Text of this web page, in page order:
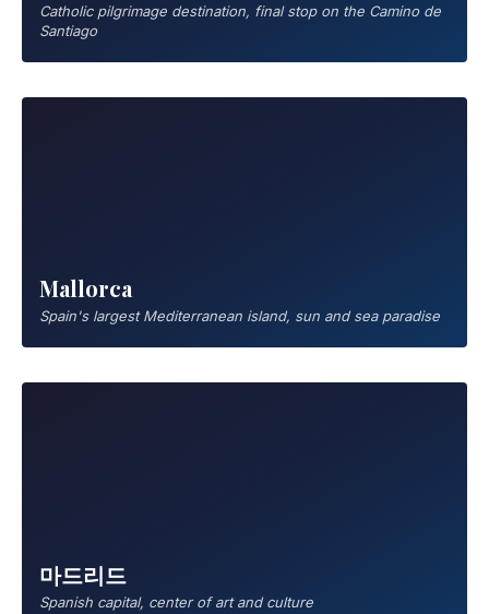
Catholic pilgrimage destination, final stop on the Camino de
Santiago
Mallorca
Spain's largest Mediterranean island, sun and sea paradise
마드리드
Spanish capital, center of art and culture